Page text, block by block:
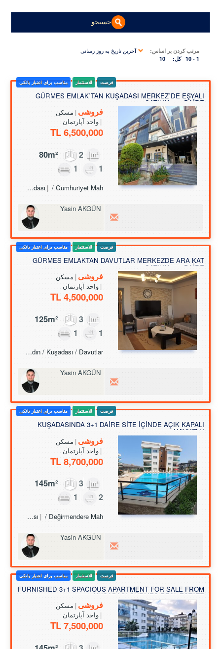
جستجو
مرتب کردن بر اساس: آخرین تاریخ به روز رسانی
1 - 10 کل: 10
فرصت للاستثمار مناسب برای اعتبار بانکی
GÜRMES EMLAK`TAN KUŞADASI MERKEZ`DE EŞYALI
SATILIK 2+1 DAİRE
فروشی مسکن
واحد آپارتمان
6,500,000 TL
2
1
1
Turkey Aydın / Kuşadası / Cumhuriyet Mah.
Yasin AKGÜN
فرصت للاستثمار مناسب برای اعتبار بانکی
GÜRMES EMLAKTAN DAVUTLAR MERKEZDE ARA KAT
SATILIK 3+1 DAİRE
فروشی مسکن
واحد آپارتمان
4,500,000 TL
3
1
1
Turkey Aydın / Kuşadası / Davutlar
Yasin AKGÜN
فرصت للاستثمار مناسب برای اعتبار بانکی
KUŞADASINDA 3+1 DAİRE SİTE İÇİNDE AÇIK KAPALI
HAVUZLU
فروشی مسکن
واحد آپارتمان
8,700,000 TL
3
1
2
Turkey Aydın / Kuşadası / Değirmendere Mah.
Yasin AKGÜN
فرصت للاستثمار مناسب برای اعتبار بانکی
FURNISHED 3+1 SPACIOUS APARTMENT FOR SALE FROM
KUŞADASI GÜRMES REAL ESTATE
فروشی مسکن
واحد آپارتمان
7,500,000 TL